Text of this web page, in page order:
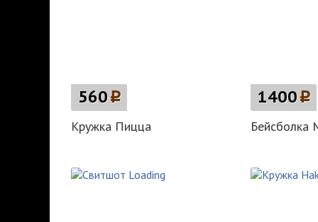
560p
Кружка Пицца
1400p
Бейсболка